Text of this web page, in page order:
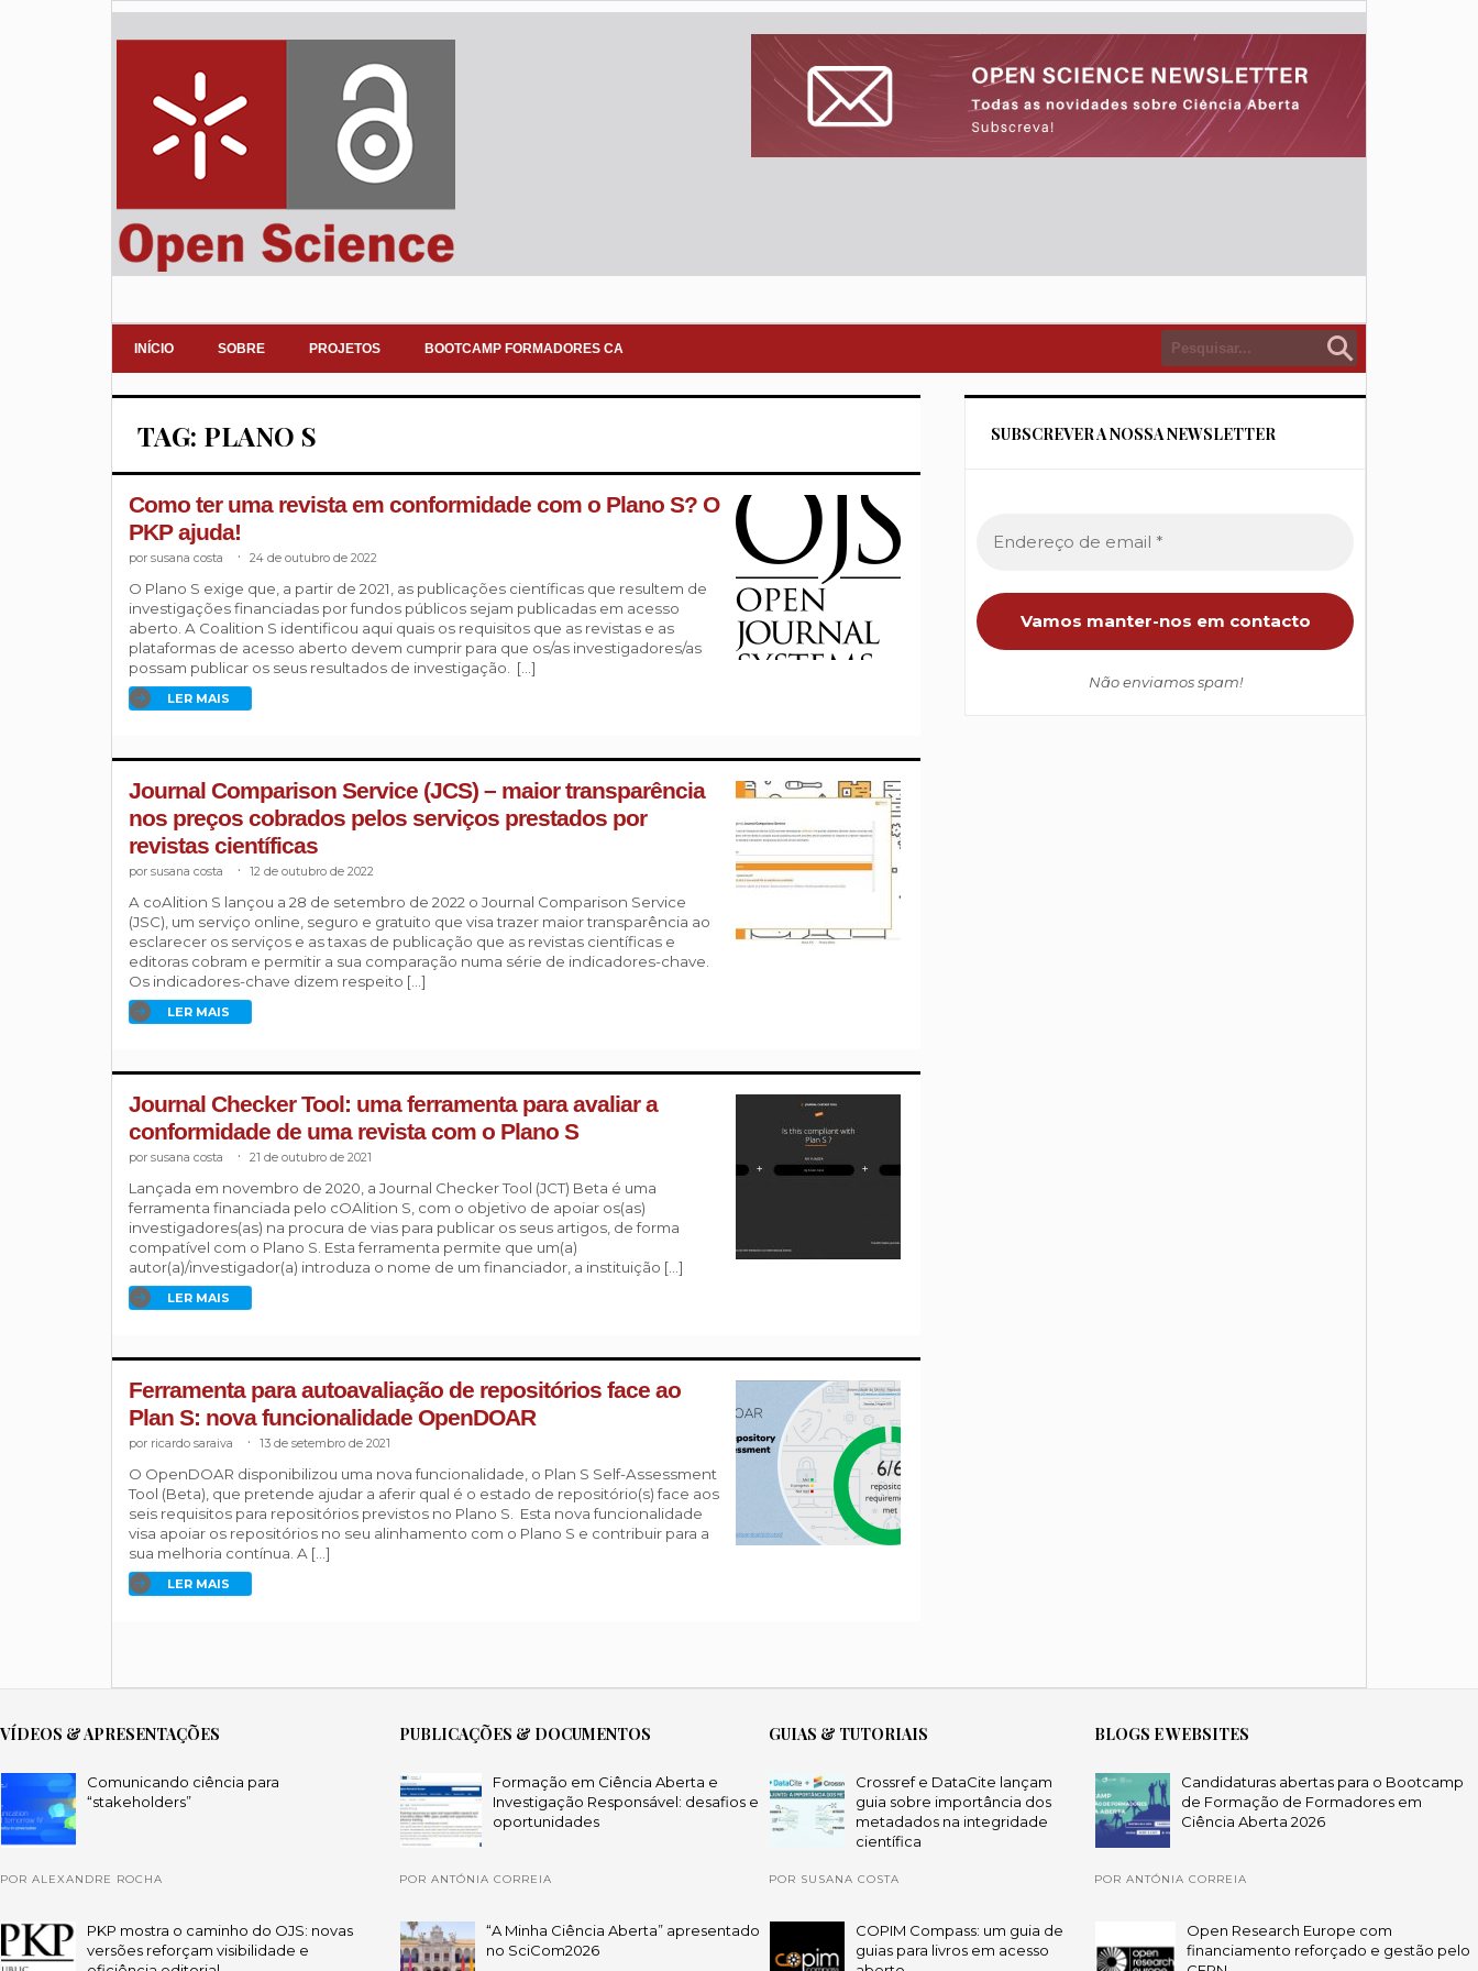
INÍCIO SOBRE PROJETOS BOOTCAMP FORMADORES CA
TAG: PLANO S
Como ter uma revista em conformidade com o Plano S? O
PKP ajuda!
susana costa 24 de outubro de 2022
O Plano S exige que, a partir de 2021, as publicações científicas que resultem de
investigações financiadas por fundos públicos sejam publicadas em acesso
aberto. A Coalition S identificou aqui quais os requisitos que as revistas e as
plataformas de acesso aberto devem cumprir para que os/as investigadores/as
possam publicar os seus resultados de investigação. […]
LER MAIS
Journal Comparison Service (JCS) – maior transparência
nos preços cobrados pelos serviços prestados por
revistas científicas
susana costa 12 de outubro de 2022
A coAlition S lançou a 28 de setembro de 2022 o Journal Comparison Service
(JSC), um serviço online, seguro e gratuito que visa trazer maior transparência ao
esclarecer os serviços e as taxas de publicação que as revistas científicas e
editoras cobram e permitir a sua comparação numa série de indicadores-chave.
Os indicadores-chave dizem respeito […]
LER MAIS
Journal Checker Tool: uma ferramenta para avaliar a
conformidade de uma revista com o Plano S
susana costa 21 de outubro de 2021
Lançada em novembro de 2020, a Journal Checker Tool (JCT) Beta é uma
ferramenta financiada pelo cOAlition S, com o objetivo de apoiar os(as)
investigadores(as) na procura de vias para publicar os seus artigos, de forma
compatível com o Plano S. Esta ferramenta permite que um(a)
autor(a)/investigador(a) introduza o nome de um financiador, a instituição […]
LER MAIS
Ferramenta para autoavaliação de repositórios face ao
Plan S: nova funcionalidade OpenDOAR
ricardo saraiva 13 de setembro de 2021
O OpenDOAR disponibilizou uma nova funcionalidade, o Plan S Self-Assessment
Tool (Beta), que pretende ajudar a aferir qual é o estado de repositório(s) face aos
seis requisitos para repositórios previstos no Plano S. Esta nova funcionalidade
visa apoiar os repositórios no seu alinhamento com o Plano S e contribuir para a
sua melhoria contínua. A […]
LER MAIS
SUBSCREVER A NOSSA NEWSLETTER
Não enviamos spam!
VÍDEOS & APRESENTAÇÕES
Comunicando ciência para
“stakeholders”
POR ALEXANDRE ROCHA
PKP mostra o caminho do OJS: novas
versões reforçam visibilidade e
PUBLICAÇÕES & DOCUMENTOS
Formação em Ciência Aberta e
Investigação Responsável: desafios e
oportunidades
POR ANTÓNIA CORREIA
“A Minha Ciência Aberta” apresentado
no SciCom2026
GUIAS & TUTORIAIS
Crossref e DataCite lançam
guia sobre importância dos
metadados na integridade
científica
POR SUSANA COSTA
COPIM Compass: um guia de
guias para livros em acesso
BLOGS E WEBSITES
Candidaturas abertas para o Bootcamp
de Formação de Formadores em
Ciência Aberta 2026
POR ANTÓNIA CORREIA
Open Research Europe com
financiamento reforçado e gestão pelo